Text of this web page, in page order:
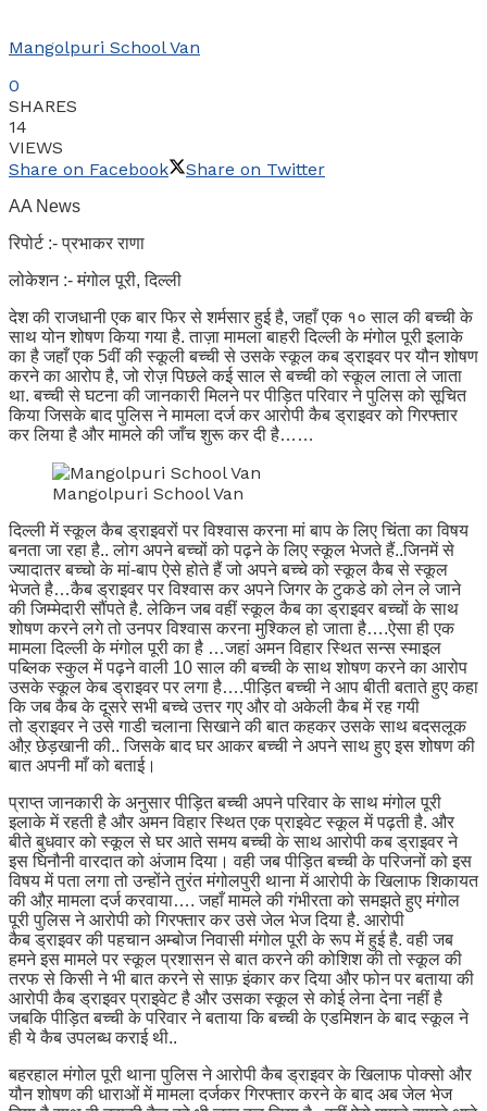
Mangolpuri School Van
0
SHARES
14
VIEWS
Share on Facebook
Share on Twitter
AA News
रिपोर्ट :- प्रभाकर राणा
लोकेशन :- मंगोल पूरी, दिल्ली
देश की राजधानी एक बार फिर से शर्मसार हुई है, जहाँ एक १० साल की बच्ची के
साथ योन शोषण किया गया है. ताज़ा मामला बाहरी दिल्ली के मंगोल पूरी इलाके
का है जहाँ एक 5वीं की स्कूली बच्ची से उसके स्कूल कब ड्राइवर पर यौन शोषण
करने का आरोप है, जो रोज़ पिछले कई साल से बच्ची को स्कूल लाता ले जाता
था. बच्ची से घटना की जानकारी मिलने पर पीड़ित परिवार ने पुलिस को सूचित
किया जिसके बाद पुलिस ने मामला दर्ज कर आरोपी कैब ड्राइवर को गिरफ्तार
कर लिया है और मामले की जाँच शुरू कर दी है……
Mangolpuri School Van
दिल्ली में स्कूल कैब ड्राइवरों पर विश्वास करना मां बाप के लिए चिंता का विषय
बनता जा रहा है.. लोग अपने बच्चों को पढ़ने के लिए स्कूल भेजते हैं..जिनमें से
ज्यादातर बच्चो के मां-बाप ऐसे होते हैं जो अपने बच्चे को स्कूल कैब से स्कूल
भेजते है…कैब ड्राइवर पर विश्वास कर अपने जिगर के टुकडे को लेन ले जाने
की जिम्मेदारी सौंपते है. लेकिन जब वहीं स्कूल कैब का ड्राइवर बच्चों के साथ
शोषण करने लगे तो उनपर विश्वास करना मुश्किल हो जाता है….ऐसा ही एक
मामला दिल्ली के मंगोल पूरी का है …जहां अमन विहार स्थित सन्स स्माइल
पब्लिक स्कुल में पढ़ने वाली 10 साल की बच्ची के साथ शोषण करने का आरोप
उसके स्कूल केब ड्राइवर पर लगा है….पीड़ित बच्ची ने आप बीती बताते हुए कहा
कि जब कैब के दूसरे सभी बच्चे उत्तर गए और वो अकेली कैब में रह गयी
तो ड्राइवर ने उसे गाडी चलाना सिखाने की बात कहकर उसके साथ बदसलूक
औऱ छेड़खानी की.. जिसके बाद घर आकर बच्ची ने अपने साथ हुए इस शोषण की
बात अपनी माँ को बताई।
प्राप्त जानकारी के अनुसार पीड़ित बच्ची अपने परिवार के साथ मंगोल पूरी
इलाके में रहती है और अमन विहार स्थित एक प्राइवेट स्कूल में पढ़ती है. और
बीते बुधवार को स्कूल से घर आते समय बच्ची के साथ आरोपी कब ड्राइवर ने
इस घिनौनी वारदात को अंजाम दिया। वही जब पीड़ित बच्ची के परिजनों को इस
विषय में पता लगा तो उन्होंने तुरंत मंगोलपुरी थाना में आरोपी के खिलाफ शिकायत
की औऱ मामला दर्ज करवाया…. जहाँ मामले की गंभीरता को समझते हुए मंगोल
पूरी पुलिस ने आरोपी को गिरफ्तार कर उसे जेल भेज दिया है. आरोपी
कैब ड्राइवर की पहचान अम्बोज निवासी मंगोल पूरी के रूप में हुई है. वही जब
हमने इस मामले पर स्कूल प्रशासन से बात करने की कोशिश की तो स्कूल की
तरफ से किसी ने भी बात करने से साफ़ इंकार कर दिया और फोन पर बताया की
आरोपी कैब ड्राइवर प्राइवेट है और उसका स्कूल से कोई लेना देना नहीं है
जबकि पीड़ित बच्ची के परिवार ने बताया कि बच्ची के एडमिशन के बाद स्कूल ने
ही ये कैब उपलब्ध कराई थी..
बहरहाल मंगोल पूरी थाना पुलिस ने आरोपी कैब ड्राइवर के खिलाफ पोक्सो और
यौन शोषण की धाराओं में मामला दर्जकर गिरफ्तार करने के बाद अब जेल भेज